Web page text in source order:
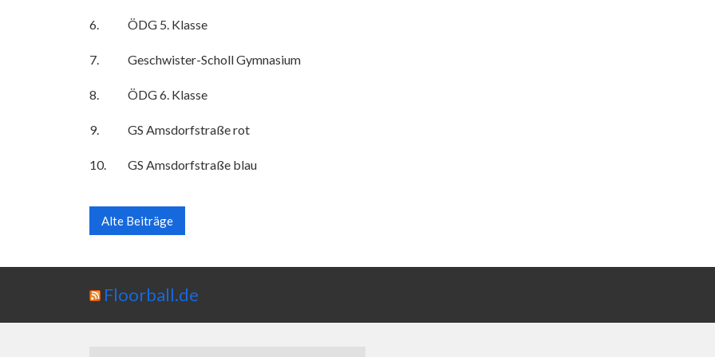
6. ÖDG 5. Klasse
7. Geschwister-Scholl Gymnasium
8. ÖDG 6. Klasse
9. GS Amsdorfstraße rot
10. GS Amsdorfstraße blau
Alte Beiträge
Floorball.de